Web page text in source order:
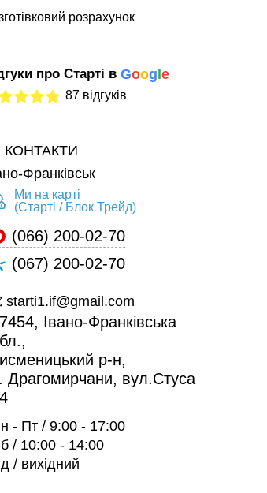
розрахунок
про Старті в Goog e
87 відгуків
КОНТАКТИ
Франківськ
Ми на карті
(Старті / Блок Трейд)
(066) 200-02-70
(067) 200-02-70
starti1.if@gmail.com
Івано-Франківська
р-н,
Драгомирчани, вул.Стуса
- Пт / 9:00 - 17:00
/ 10:00 - 14:00
/ вихідний